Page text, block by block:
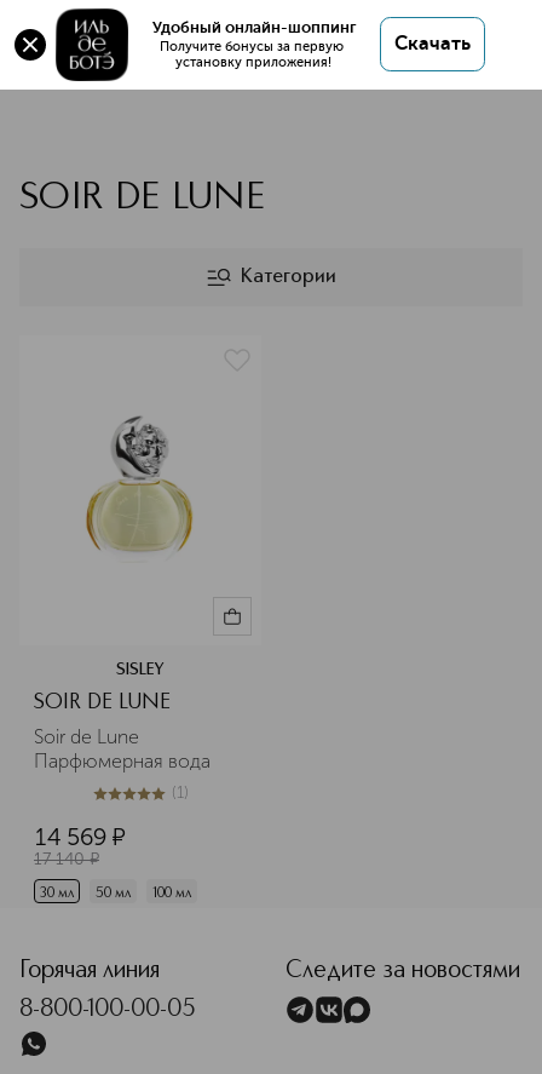
Удобный онлайн-шоппинг
Получите бонусы за первую
установку приложения!
Скачать
SOIR DE LUNE
Категории
SISLEY
SOIR DE LUNE
Soir de Lune
Парфюмерная вода
5из 51 (1)
14 569 ¤
17 140 ¤
30 мл 50 мл 100 мл
Горячая линия
8-800-100-00-05
Следите за новостями